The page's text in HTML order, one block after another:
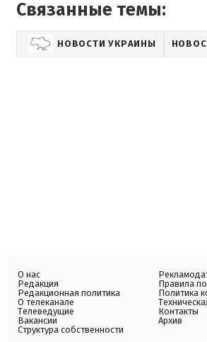
Связанные темы:
НОВОСТИ УКРАИНЫ
О нас
Редакция
Редакционная политика
О телеканале
Телеведущие
Вакансии
Структура собственности
Правила
Политика
Контакты
Архив